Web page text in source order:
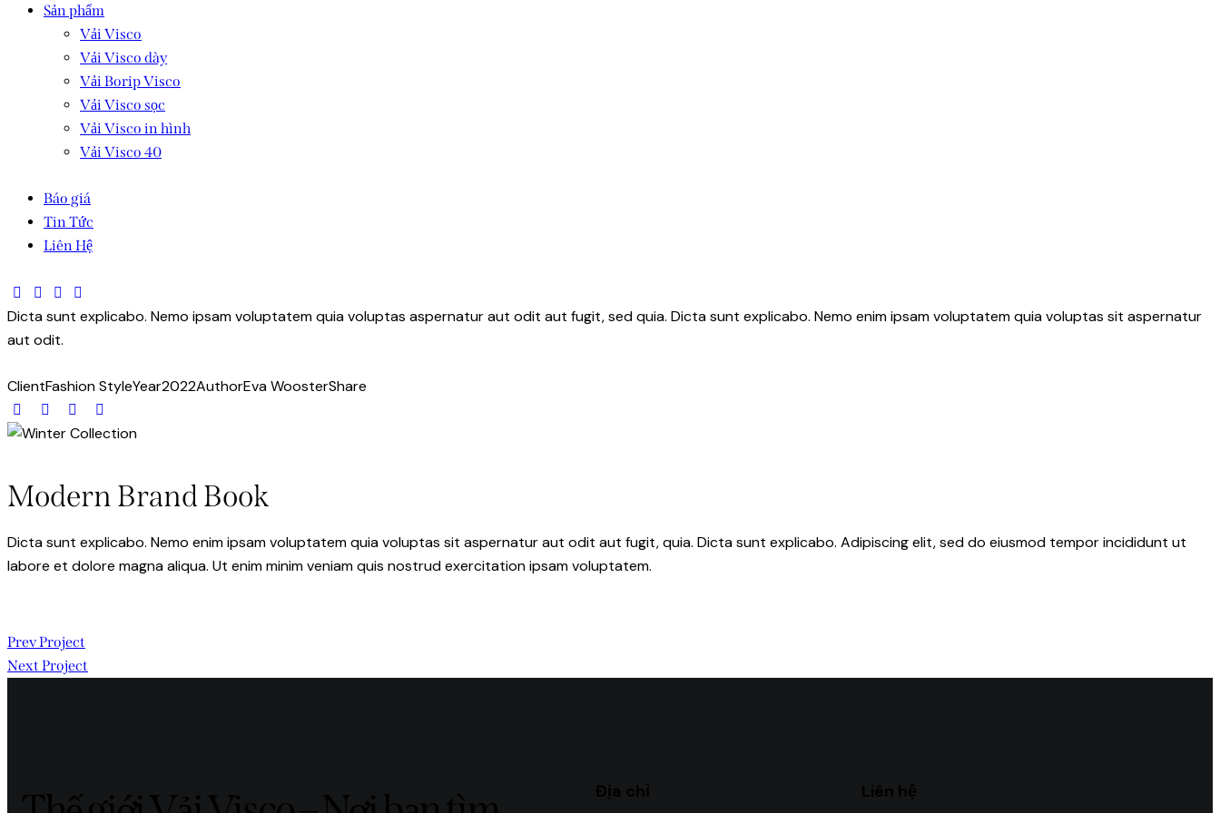
Sản phẩm
Vải Visco
Vải Visco dày
Vải Borip Visco
Vải Visco sọc
Vải Visco in hình
Vải Visco 40
Báo giá
Tin Tức
Liên Hệ
Dicta sunt explicabo. Nemo ipsam voluptatem quia voluptas aspernatur aut odit aut fugit, sed quia. Dicta sunt explicabo. Nemo enim ipsam voluptatem quia voluptas sit aspernatur
aut odit.
ClientFashion StyleYear2022AuthorEva WoosterShare
Modern Brand Book
Dicta sunt explicabo. Nemo enim ipsam voluptatem quia voluptas sit aspernatur aut odit aut fugit, quia. Dicta sunt explicabo. Adipiscing elit, sed do eiusmod tempor incididunt ut
labore et dolore magna aliqua. Ut enim minim veniam quis nostrud exercitation ipsam voluptatem.
Prev Project
Next Project